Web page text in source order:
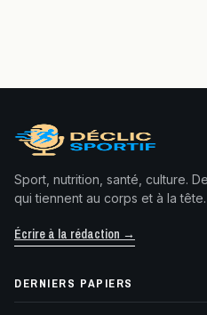
Sport, nutrition, santé, culture.
qui tiennent au corps et à la tête.
Écrire à la rédaction →
DERNIERS PAPIERS